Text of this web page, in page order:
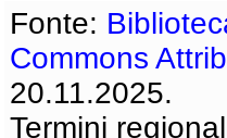
Fonte:
Commons
20.11.2025.
Termini